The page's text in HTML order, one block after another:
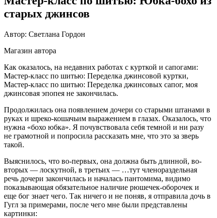
старых джинсов
Автор: Светлана Гордон
Магазин автора
Как оказалось, на недавних работах с курткой и сапогами:
Мастер-класс по шитью: Переделка джинсовой куртки,
Мастер-класс по шитью: Переделка джинсовых сапог, моя
джинсовая эпопея не закончилась.
Продолжилась она появлением дочери со старыми штанами в
руках и шреко-кошачьим выражением в глазах. Оказалось, что
нужна «бохо юбка». Я почувствовала себя темной и ни разу
не грамотной и попросила рассказать мне, что это за зверь
такой.
Выяснилось, что во-первых, она должна быть длинной, во-
вторых — лоскутной, в третьих — …тут членораздельная
речь дочери закончилась и началась пантомима, видимо
показывающая обязательное наличие рюшечек-оборочек и
еще бог знает чего. Так ничего и не поняв, я отправила дочь в
Гугл за примерами, после чего мне были представлены
картинки: